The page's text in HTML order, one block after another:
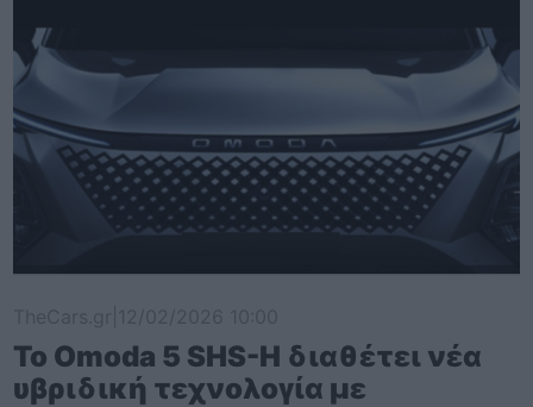
Το Omoda 5 SHS-H διαθέτει νέα
υβριδική τεχνολογία με